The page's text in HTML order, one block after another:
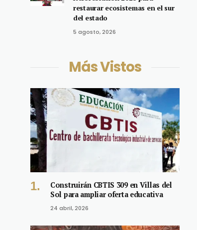
restaurar ecosistemas en el sur
del estado
5 agosto, 2026
Más Vistos
Construirán CBTIS 309 en Villas del
Sol para ampliar oferta educativa
24 abril, 2026